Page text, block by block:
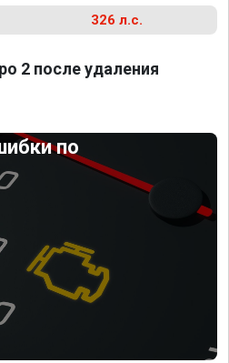
326 л.с.
2 после удаления
по